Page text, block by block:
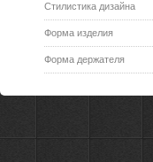
Стилистика дизайна
Форма изделия
Форма держателя